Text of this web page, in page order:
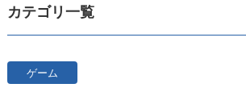
カテゴリ一覧
ゲーム